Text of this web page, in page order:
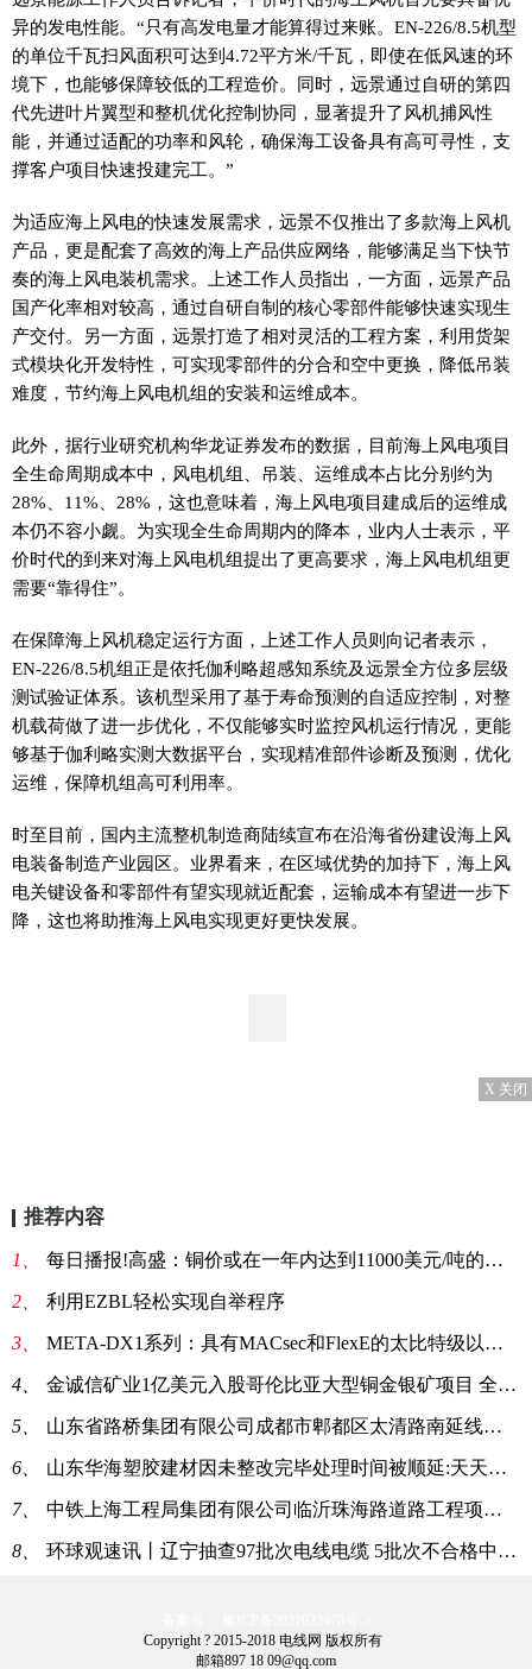
异的发电性能。“只有高发电量才能算得过来账。EN-226/8.5机型
的单位千瓦扫风面积可达到4.72平方米/千瓦，即使在低风速的环
境下，也能够保障较低的工程造价。同时，远景通过自研的第四
代先进叶片翼型和整机优化控制协同，显著提升了风机捕风性
能，并通过适配的功率和风轮，确保海工设备具有高可寻性，支
撑客户项目快速投建完工。”
为适应海上风电的快速发展需求，远景不仅推出了多款海上风机
产品，更是配套了高效的海上产品供应网络，能够满足当下快节
奏的海上风电装机需求。上述工作人员指出，一方面，远景产品
国产化率相对较高，通过自研自制的核心零部件能够快速实现生
产交付。另一方面，远景打造了相对灵活的工程方案，利用货架
式模块化开发特性，可实现零部件的分合和空中更换，降低吊装
难度，节约海上风电机组的安装和运维成本。
此外，据行业研究机构华龙证券发布的数据，目前海上风电项目
全生命周期成本中，风电机组、吊装、运维成本占比分别约为
28%、11%、28%，这也意味着，海上风电项目建成后的运维成
本仍不容小觑。为实现全生命周期内的降本，业内人士表示，平
价时代的到来对海上风电机组提出了更高要求，海上风电机组更
需要“靠得住”。
在保障海上风机稳定运行方面，上述工作人员则向记者表示，
EN-226/8.5机组正是依托伽利略超感知系统及远景全方位多层级
测试验证体系。该机型采用了基于寿命预测的自适应控制，对整
机载荷做了进一步优化，不仅能够实时监控风机运行情况，更能
够基于伽利略实测大数据平台，实现精准部件诊断及预测，优化
运维，保障机组高可利用率。
时至目前，国内主流整机制造商陆续宣布在沿海省份建设海上风
电装备制造产业园区。业界看来，在区域优势的加持下，海上风
电关键设备和零部件有望实现就近配套，运输成本有望进一步下
降，这也将助推海上风电实现更好更快发展。
X 关闭
推荐内容
1、 每日播报!高盛：铜价或在一年内达到11000美元/吨的高位
2、 利用EZBL轻松实现自举程序
3、 META-DX1系列：具有MACsec和FlexE的太比特级以太网PHY
4、 金诚信矿业1亿美元入股哥伦比亚大型铜金银矿项目 全球报道
5、 山东省路桥集团有限公司成都市郫都区太清路南延线项目采购电缆线一批_快消息
6、 山东华海塑胶建材因未整改完毕处理时间被顺延:天天快播报
7、 中铁上海工程局集团有限公司临沂珠海路道路工程项目部电缆询价采购书CRECSH7-XJCG(2022)032号
8、 环球观速讯丨辽宁抽查97批次电线电缆 5批次不合格中4批次来自流通领域
Copyright ? 2015-2018 电线网 版权所有
邮箱897 18 09@qq.com